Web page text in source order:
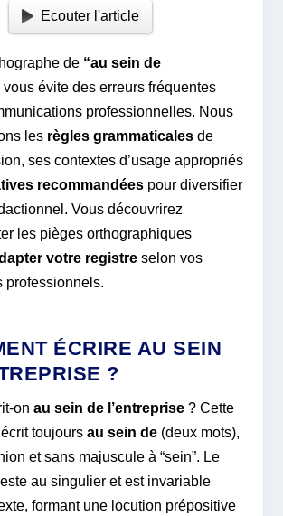
Ecouter l'article
de “au sein de
vous évite des erreurs fréquentes
professionnelles. Nous
les règles grammaticales de
ses contextes d’usage appropriés
recommandées pour diversifier
Vous découvrirez
les pièges orthographiques
votre registre selon vos
professionnels.
ÉCRIRE AU SEIN
?
onau sein de l’entreprise ? Cette
toujoursau sein de (deux mots),
et sans majuscule à “sein”. Le
au singulier et est invariable
formant une locution prépositive